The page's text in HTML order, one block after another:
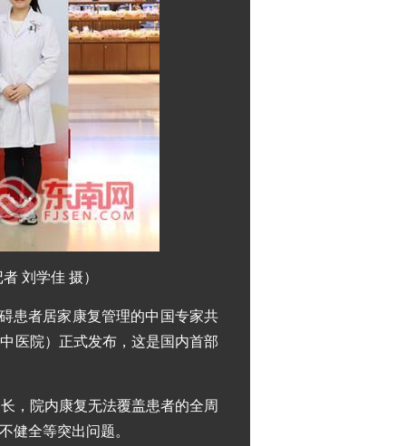
刘学佳 摄）
患者居家康复管理的中国专家共
医院）正式发布，这是国内首部
，院内康复无法覆盖患者的全周
健全等突出问题。